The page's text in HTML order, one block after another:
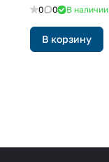
0 0 В наличии
В корзину